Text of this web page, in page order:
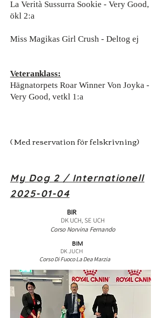
La Verità Sussurra Sookie - Very Good,
ökl 2:a
Miss Magikas Girl Crush - Deltog ej
Veteranklass:
Hägnatorpets Roar Winner Von Joyka -
Very Good, vetkl 1:a
( Med reservation för felskrivning)
My Dog 2 / Internationell
2025-01-04
BIR
DK UCH, SE UCH
Corso Norvina Fernando
BIM
DK JUCH
Corso Di Fuoco La Dea Marzia